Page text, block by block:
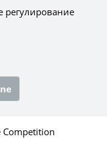
регулирование
Competition